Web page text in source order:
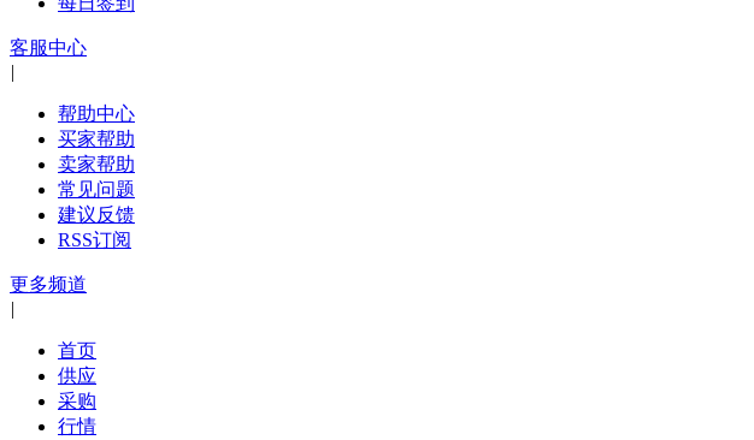
客服中心
|
帮助中心
买家帮助
卖家帮助
常见问题
建议反馈
RSS订阅
更多频道
|
首页
供应
采购
行情